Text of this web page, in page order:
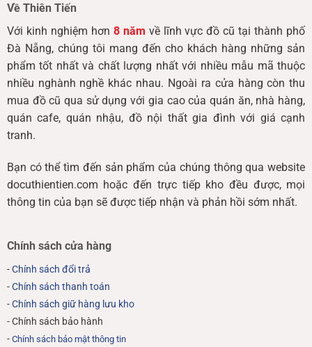
Về Thiên Tiến
Với kinh nghiệm hơn 8 năm về lĩnh vực đồ cũ tại thành phố
Đà Nẵng, chúng tôi mang đến cho khách hàng những sản
phẩm tốt nhất và chất lượng nhất với nhiều mẫu mã thuộc
nhiều nghành nghề khác nhau. Ngoài ra cửa hàng còn thu
mua đồ cũ qua sử dụng với gia cao của quán ăn, nhà hàng,
quán cafe, quán nhậu, đồ nội thất gia đình với giá cạnh
tranh.
Bạn có thể tìm đến sản phẩm của chúng thông qua website
docuthientien.com hoặc đến trực tiếp kho đều được, mọi
thông tin của bạn sẽ được tiếp nhận và phản hồi sớm nhất.
Chính sách cửa hàng
-Chính sách đổi trả
-Chính sách thanh toán
-Chính sách giữ hàng lưu kho
- Chính sách bảo hành
- Chính sách bảo mật thông tin